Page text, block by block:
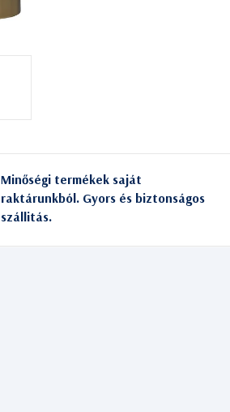
Minőségi termékek saját
raktárunkból. Gyors és biztonságos
szállitás.